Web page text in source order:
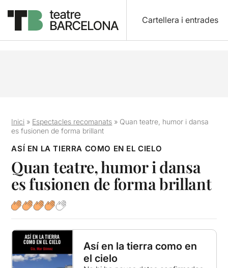
Cartellera i entrades
Inici » Espectacles recomanats » Quan teatre, humor i dansa
es fusionen de forma brillant
ASÍ EN LA TIERRA COMO EN EL CIELO
Quan teatre, humor i dansa
es fusionen de forma brillant
Así en la tierra como en
el cielo